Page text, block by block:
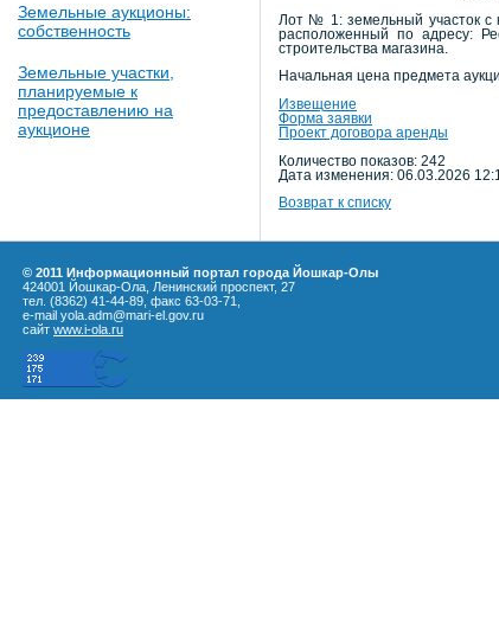
Земельные аукционы:
собственность
Земельные участки,
планируемые к
предоставлению на
аукционе
Лот № 1: земельный участок с
расположенный по адресу:
строительства магазина.
Начальная цена предмета
Извещение
Форма заявки
Проект договора аренды
Количество показов: 242
Дата изменения: 06.03.2026
Возврат к списку
© 2011 Информационный портал города Йошкар-Олы
424001 Йошкар-Ола, Ленинский проспект, 27
тел. (8362) 41-44-89, факс 63-03-71,
e-mail yola.adm@mari-el.gov.ru
сайт www.i-ola.ru